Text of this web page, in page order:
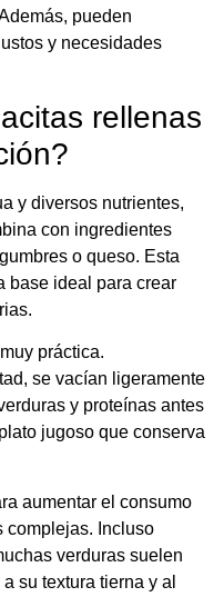
pueden
y necesidades
rellenas
y diversos nutrientes,
con ingredientes
o queso. Esta
base ideal para crear
práctica.
se vacían ligeramente
y proteínas antes
jugoso que conserva
aumentar el consumo
complejas. Incluso
verduras suelen
su textura tierna y al